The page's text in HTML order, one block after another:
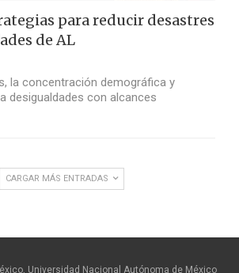
para reducir desastres
de AL
la concentración demográfica y
desigualdades con alcances
CARGAR MÁS ENTRADAS
Universidad Nacional Autónoma de México